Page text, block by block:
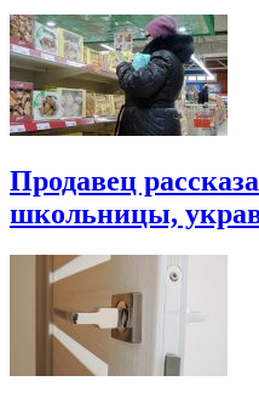
Продавец
школьницы,